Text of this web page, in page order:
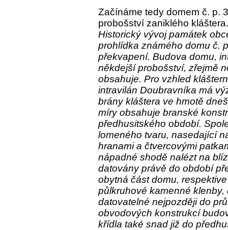
Začínáme tedy domem č. p.
probošství zaniklého
Historický vývoj památek
prohlídka známého domu č.
překvapení. Budova domu,
někdejší probošství, zřejmě
obsahuje. Pro vzhled
intravilán Doubravníka má
brány kláštera ve hmotě
míry obsahuje branské
předhusitského období.
lomeného tvaru, nasedající
hranami a čtvercovými
nápadné shodě nalézt na
datovány právě do období
obytná část domu,
půlkruhové kamenné
datovatelné nejpozději do
obvodových konstrukcí
křídla také snad již do